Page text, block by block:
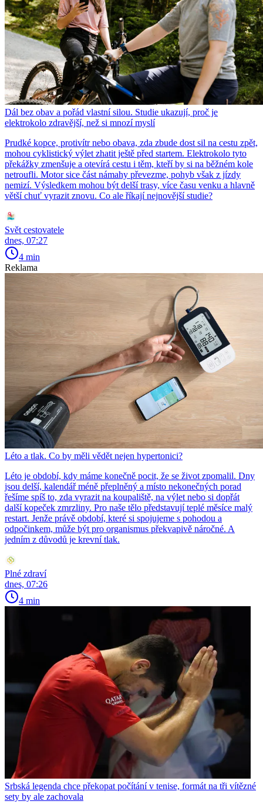
Dál bez obav a pořád vlastní silou. Studie ukazují, proč je
elektrokolo zdravější, než si mnozí myslí
Prudké kopce, protivítr nebo obava, zda zbude dost sil na cestu zpět,
mohou cyklistický výlet zhatit ještě před startem. Elektrokolo tyto
překážky zmenšuje a otevírá cestu i těm, kteří by si na běžném kole
netroufli. Motor sice část námahy převezme, pohyb však z jízdy
nemizí. Výsledkem mohou být delší trasy, více času venku a hlavně
větší chuť vyrazit znovu. Co ale říkají nejnovější studie?
Svět cestovatele
dnes, 07:27
4 min
Reklama
Léto a tlak. Co by měli vědět nejen hypertonici?
Léto je období, kdy máme konečně pocit, že se život zpomalil. Dny
jsou delší, kalendář méně přeplněný a místo nekonečných porad
řešíme spíš to, zda vyrazit na koupaliště, na výlet nebo si dopřát
další kopeček zmrzliny. Pro naše tělo představují teplé měsíce malý
restart. Jenže právě období, které si spojujeme s pohodou a
odpočinkem, může být pro organismus překvapivě náročné. A
jedním z důvodů je krevní tlak.
Plné zdraví
dnes, 07:26
4 min
Srbská legenda chce překopat počítání v tenise, formát na tři vítězné
sety by ale zachovala